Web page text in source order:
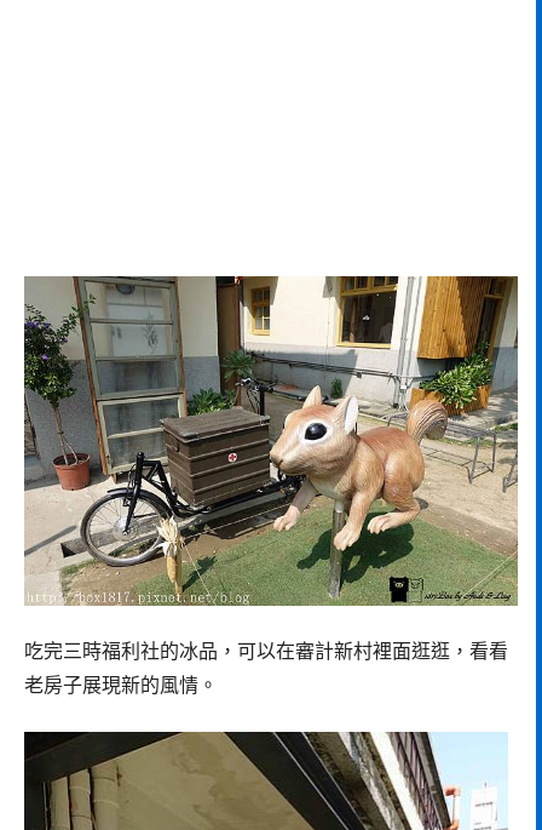
吃完三時福利社的冰品，可以在審計新村裡面逛逛，看看
老房子展現新的風情。